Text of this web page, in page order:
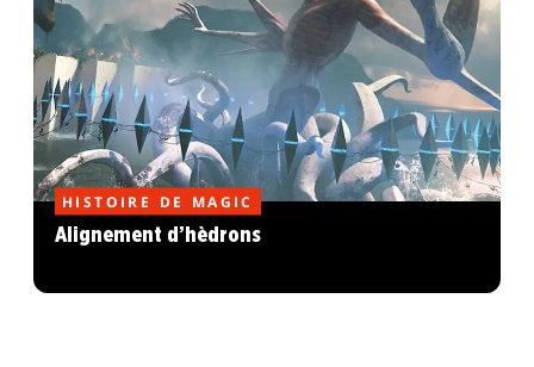
HISTOIRE DE MAGIC
Alignement d’hèdrons